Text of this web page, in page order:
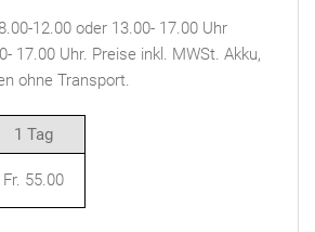
12.00 oder 13.00- 17.00 Uhr
17.00 Uhr. Preise inkl. MWSt. Akku,
ohne Transport.
1 Tag
Fr. 55.00